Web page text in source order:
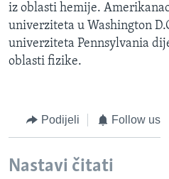
iz oblasti hemije.
univerziteta u Washington
univerziteta Pennsylvania
oblasti fizike.
Podijeli Follow us
Nastavi čitati